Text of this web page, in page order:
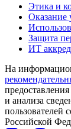
Этика и
Оказание
Защита
ИТ
На
и анализа
пользователей
Российской